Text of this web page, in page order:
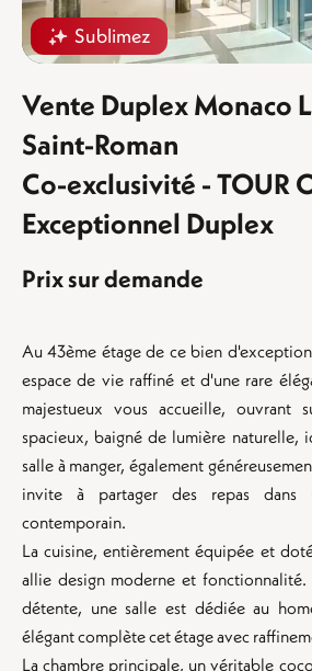
Sublimez
Vente Duplex Monaco
Saint-Roman
Co-exclusivité - TOUR
Exceptionnel Duplex
Prix sur demande
Au 43ème étage de ce bien
espace de vie raffiné et d'une rare
majestueux vous accueille, ouvrant
spacieux, baigné de lumière naturelle,
salle à manger, également
invite à partager des repas
contemporain.
La cuisine, entièrement équipée et
allie design moderne et
détente, une salle est dédiée au
élégant complète cet étage avec
La chambre principale, un véritable